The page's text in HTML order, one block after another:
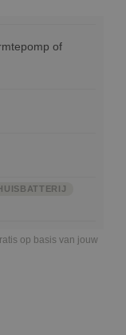
of
op basis van jouw